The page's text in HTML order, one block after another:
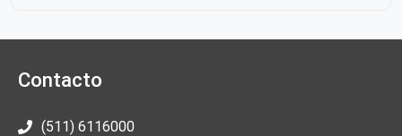
Contacto
(511) 6116000